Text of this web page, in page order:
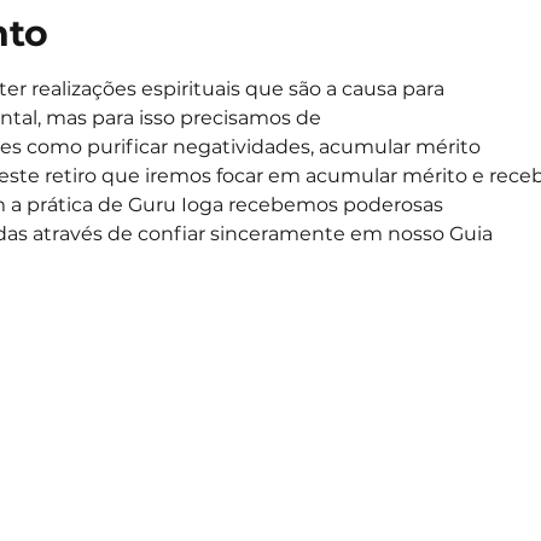
realizações espirituais que são a causa para
mas para isso precisamos de
como purificar negatividades, acumular mérito
retiro que iremos focar em acumular mérito e
a prática de Guru Ioga recebemos poderosas
através de confiar sinceramente em nosso Guia